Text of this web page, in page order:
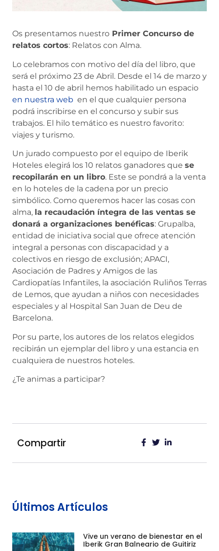
Os presentamos nuestro Primer Concurso de
relatos cortos: Relatos con Alma.
Lo celebramos con motivo del día del libro, que
será el próximo 23 de Abril. Desde el 14 de marzo y
hasta el 10 de abril hemos habilitado un espacio
en nuestra web en el que cualquier persona
podrá inscribirse en el concurso y subir sus
trabajos. El hilo temático es nuestro favorito:
viajes y turismo.
Un jurado compuesto por el equipo de Iberik
Hoteles elegirá los 10 relatos ganadores que se
recopilarán en un libro. Este se pondrá a la venta
en lo hoteles de la cadena por un precio
simbólico. Como queremos hacer las cosas con
alma, la recaudación íntegra de las ventas se
donará a organizaciones benéficas: Grupalba,
entidad de iniciativa social que ofrece atención
integral a personas con discapacidad y a
colectivos en riesgo de exclusión; APACI,
Asociación de Padres y Amigos de las
Cardiopatías Infantiles, la asociación Ruliños Terras
de Lemos, que ayudan a niños con necesidades
especiales y al Hospital San Juan de Deu de
Barcelona.
Por su parte, los autores de los relatos elegidos
recibirán un ejemplar del libro y una estancia en
cualquiera de nuestros hoteles.
¿Te animas a participar?
Compartir
Últimos Artículos
Vive un verano de bienestar en el
Iberik Gran Balneario de Guitiriz